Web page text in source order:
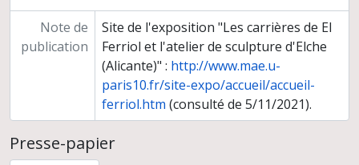
Note de
publication
Site de l'exposition "Les carrières de El
Ferriol et l'atelier de sculpture d'Elche
(Alicante)" : http://www.mae.u-
paris10.fr/site-expo/accueil/accueil-
ferriol.htm (consulté de 5/11/2021).
Presse-papier